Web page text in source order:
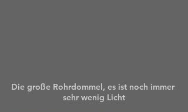
Die große Rohrdommel, es ist noch immer
sehr wenig Licht